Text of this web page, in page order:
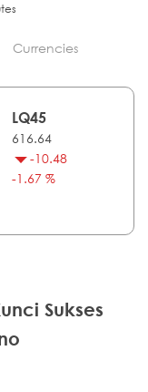
Currencies
LQ45
616.64
-10.48
-1.67 %
Sukses